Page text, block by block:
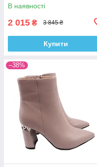
В наявності
2 015 ₴ 3 845 ₴
Купити
–38%